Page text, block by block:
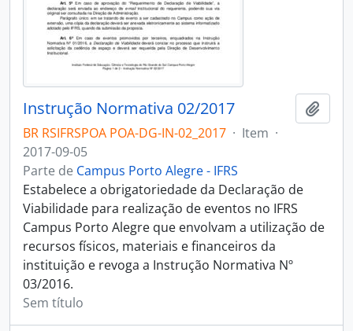
Instrução Normativa 02/2017
BR RSIFRSPOA POA-DG-IN-02_2017 · Item ·
2017-09-05
Parte de Campus Porto Alegre - IFRS
Estabelece a obrigatoriedade da Declaração de
Viabilidade para realização de eventos no IFRS
Campus Porto Alegre que envolvam a utilização de
recursos físicos, materiais e financeiros da
instituição e revoga a Instrução Normativa Nº
03/2016.
Sem título